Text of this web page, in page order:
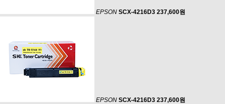
EPSON SCX-4216D3 237,600원
EPSON SCX-4216D3 237,600원